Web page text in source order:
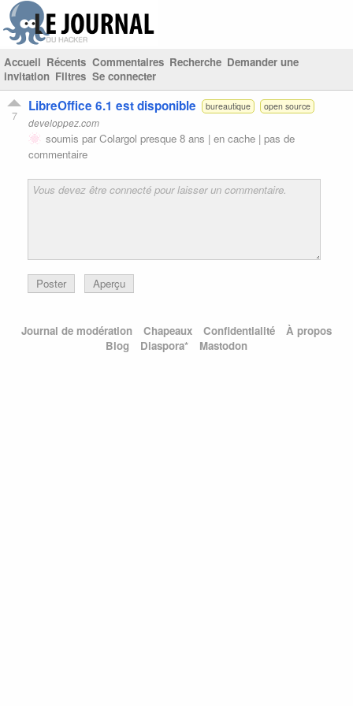
Accueil Récents Commentaires Recherche Demander une
invitation Filtres Se connecter
7
LibreOffice 6.1 est disponible bureautique open source
developpez.com
soumis parColargol presque 8 ans | en cache | pas de
commentaire
Poster Aperçu
Journal de modération Chapeaux Confidentialité
À propos
Blog
Diaspora* Mastodon